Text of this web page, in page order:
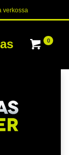
verk​​​​ossa
0